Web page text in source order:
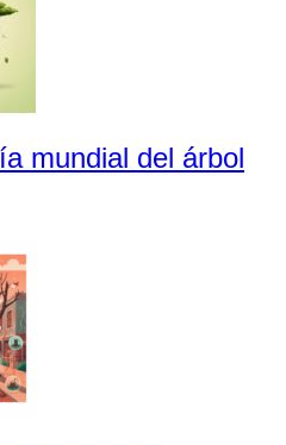
mundial del árbol